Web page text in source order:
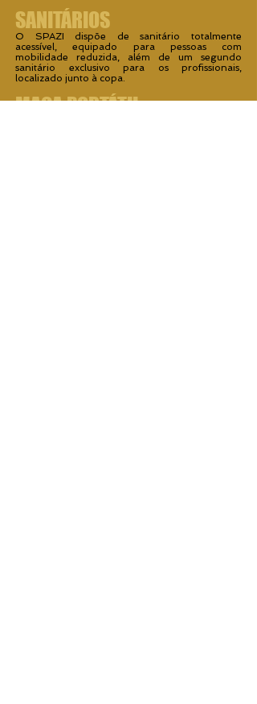
SANITÁRIOS
O SPAZI dispõe de sanitário totalmente
acessível, equipado para pessoas com
mobilidade reduzida, além de um segundo
sanitário exclusivo para os profissionais,
localizado junto à copa.
MACA PORTÁTIL